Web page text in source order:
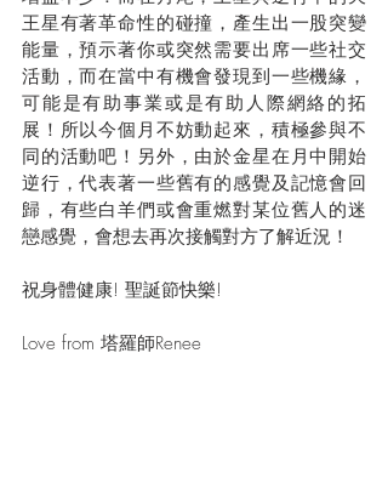
王星有著革命性的碰撞，產生出一股突變
能量，預示著你或突然需要出席一些社交
活動，而在當中有機會發現到一些機緣，
可能是有助事業或是有助人際網絡的拓
展！所以今個月不妨動起來，積極參與不
同的活動吧！另外，由於金星在月中開始
逆行，代表著一些舊有的感覺及記憶會回
歸，有些白羊們或會重燃對某位舊人的迷
戀感覺，會想去再次接觸對方了解近況！
祝身體健康! 聖誕節快樂!
Love from 塔羅師Renee